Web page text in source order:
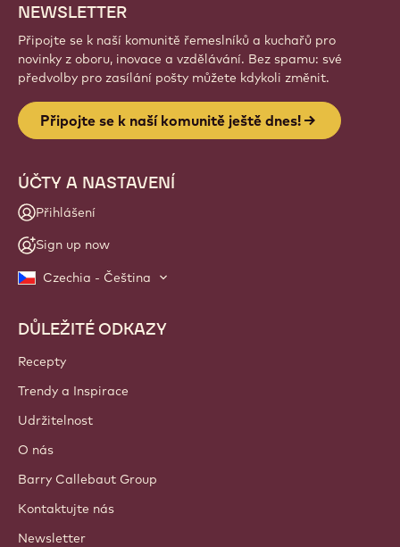
NEWSLETTER
Připojte se k naší komunitě řemeslníků a kuchařů pro
novinky z oboru, inovace a vzdělávání. Bez spamu: své
předvolby pro zasílání pošty můžete kdykoli změnit.
Připojte se k naší komunitě ještě dnes!
ÚČTY A NASTAVENÍ
Přihlášení
Sign up now
Czechia - Čeština
Footer
Callebaut
DŮLEŽITÉ ODKAZY
Recepty
Trendy a Inspirace
Udržitelnost
O nás
Barry Callebaut Group
Kontaktujte nás
Newsletter